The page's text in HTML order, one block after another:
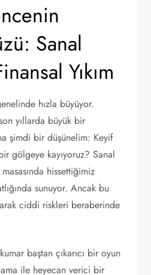
Sanal
Yıkım
hızla büyüyor.
yıllarda büyük bir
şimdi bir düşünelim: Keyif
gölgeye kayıyoruz? Sanal
hissettiğimiz
sunuyor. Ancak bu
ciddi riskleri beraberinde
baştan çıkarıcı bir oyun
ile heyecan verici bir